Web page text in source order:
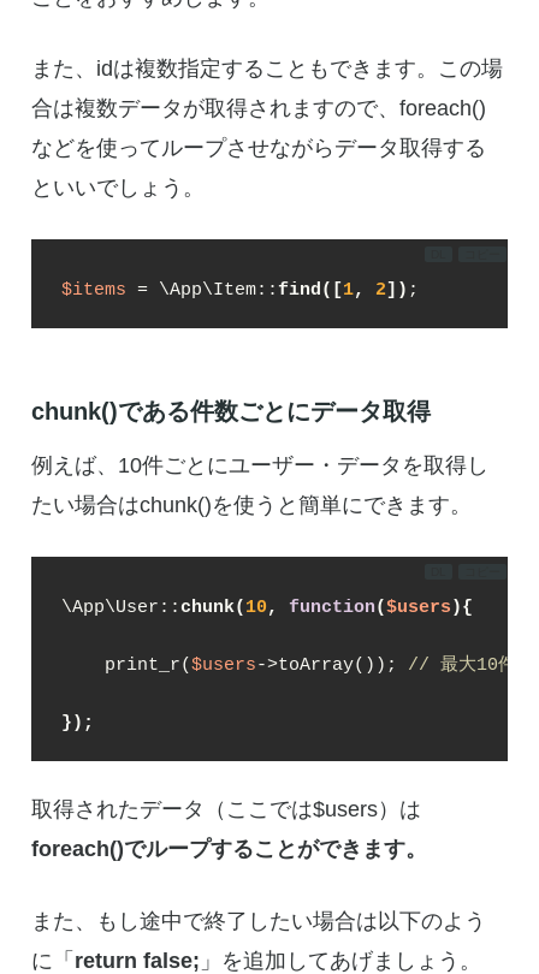
また、idは複数指定することもできます。この場
合は複数データが取得されますので、foreach()
などを使ってループさせながらデータ取得する
といいでしょう。
$items = \App\Item::find([1, 2]) ;
chunk()である件数ごとにデータ取得
例えば、10件ごとにユーザー・データを取得し
たい場合はchunk()を使うと簡単にできます。
\App\User::chunk(10, function($users){
    print_r(
$users->toArray()); // 最大10件の
});
取得されたデータ（ここでは$users）は
foreach()でループすることができます。
また、もし途中で終了したい場合は以下のよう
に「 return false; 」を追加してあげましょう。